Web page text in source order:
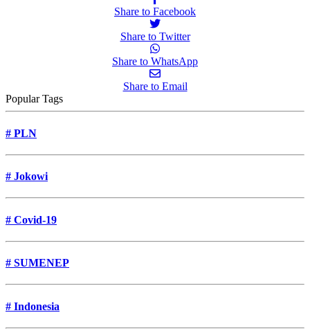
Share to Facebook
Share to Twitter
Share to WhatsApp
Share to Email
Popular Tags
# PLN
# Jokowi
# Covid-19
# SUMENEP
# Indonesia